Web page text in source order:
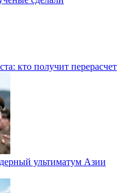
кто получит перерасчет
ультиматум Азии